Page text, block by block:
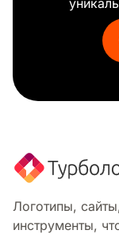
Питьевая вода
Агрокомпании
Оливковый
Маргаритка
Экологически
Бутон
Логотипы,
инструменты,